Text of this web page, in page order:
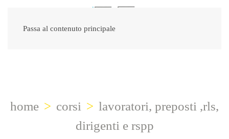
Passa al contenuto principale
home corsi
lavoratori, preposti ,rls,
dirigenti e rspp